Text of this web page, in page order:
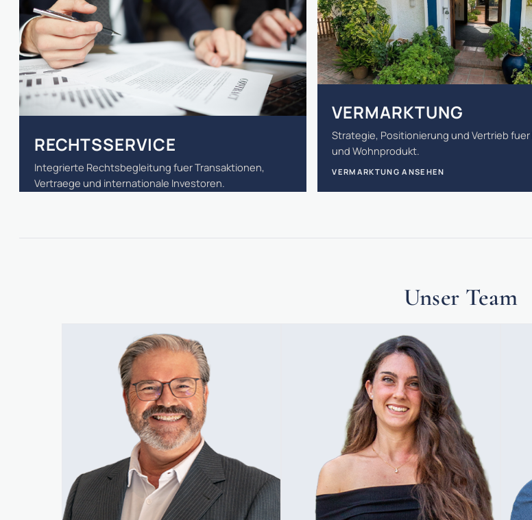
RECHTSSERVICE
Integrierte Rechtsbegleitung fuer Transaktionen,
Vertraege und internationale Investoren.
VERMARKTUNG
Strategie, Positionierung und Vertrieb
und Wohnprodukt.
VERMARKTUNG ANSEHEN
Unser Team